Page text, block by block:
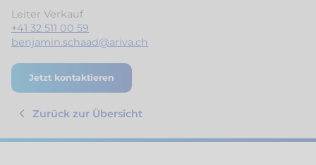
Leiter Verkauf
+41 32 511 00 59
benjamin.schaad@ariva.ch
Jetzt kontaktieren
Zurück zur Übersicht